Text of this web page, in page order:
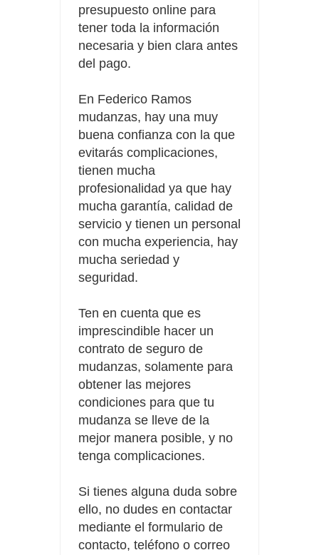
presupuesto online para
tener toda la información
necesaria y bien clara antes
del pago.
En Federico Ramos
mudanzas, hay una muy
buena confianza con la que
evitarás complicaciones,
tienen mucha
profesionalidad ya que hay
mucha garantía, calidad de
servicio y tienen un personal
con mucha experiencia, hay
mucha seriedad y
seguridad.
Ten en cuenta que es
imprescindible hacer un
contrato de seguro de
mudanzas, solamente para
obtener las mejores
condiciones para que tu
mudanza se lleve de la
mejor manera posible, y no
tenga complicaciones.
Si tienes alguna duda sobre
ello, no dudes en contactar
mediante el formulario de
contacto, teléfono o correo